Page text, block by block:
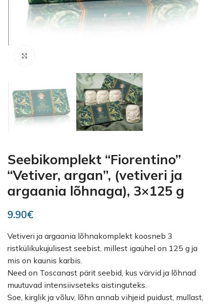
Seebikomplekt “Fiorentino”
“Vetiver, argan”, (vetiveri ja
argaania lõhnaga), 3×125 g
9.90€
Vetiveri ja argaania lõhnakomplekt koosneb 3
ristkülikukujulisest seebist, millest igaühel on 125 g ja
mis on kaunis karbis.
Need on Toscanast pärit seebid, kus värvid ja lõhnad
muutuvad intensiivseteks aistinguteks.
Soe, kirglik ja võluv, lõhn annab vihjeid puidust, mullast,